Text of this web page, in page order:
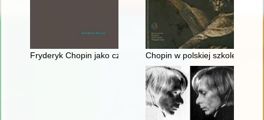
Fryderyk Chopin jako człowiek i muzykChopin w polskiej szkole i